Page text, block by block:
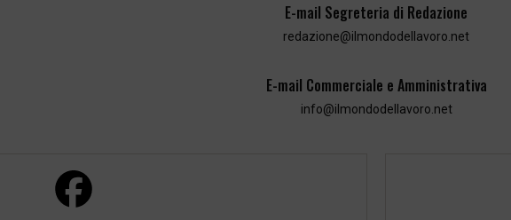
E-mail Segreteria di Redazione
redazione@ilmondodellavoro.net
E-mail Commerciale e Amministrativa
info@ilmondodellavoro.net